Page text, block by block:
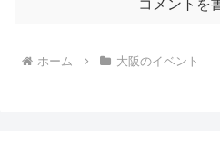
コメントを
ホーム 大阪のイベント